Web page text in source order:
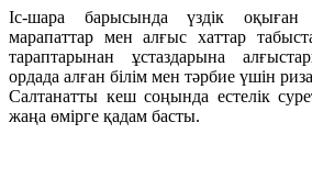
Іс-шара барысында үздік оқыған
марапаттар мен алғыс хаттар
тараптарынан ұстаздарына
ордада алған білім мен тәрбие үшін
Салтанатты кеш соңында естелік
жаңа өмірге қадам басты.